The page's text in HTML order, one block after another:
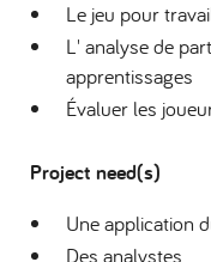
Le jeu pour
L' analyse de
apprentissages
Évaluer les
Project need(s)
Une application
Des analystes